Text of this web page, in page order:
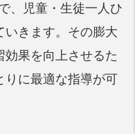
、児童・生徒一人ひ
いきます。その膨大
果を向上させるた
りに最適な指導が可